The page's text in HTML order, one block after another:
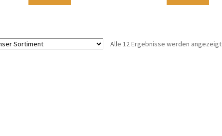
Alle 12 Ergebnisse werden angezeigt